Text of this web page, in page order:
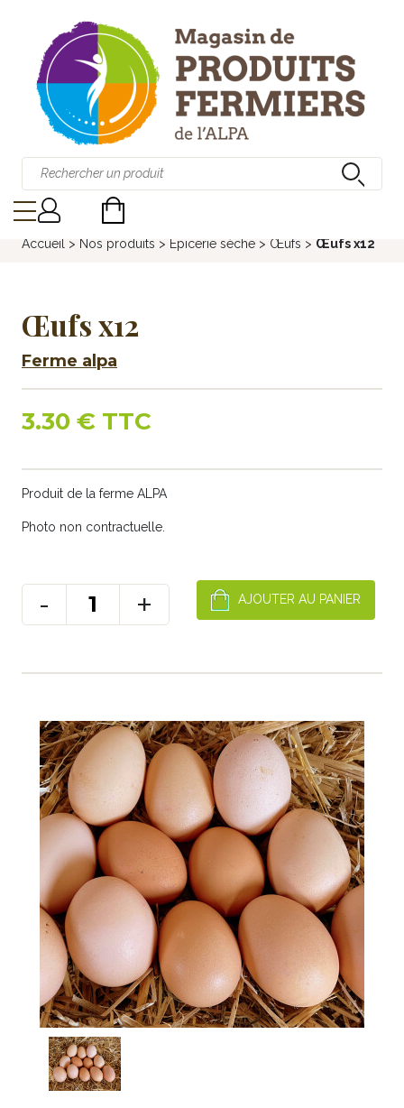
Accueil > Nos produits > Épicerie sèche > Œufs > Œufs x12
Œufs x12
Ferme alpa
3.30 € TTC
Produit de la ferme ALPA
Photo non contractuelle.
- + AJOUTER AU PANIER